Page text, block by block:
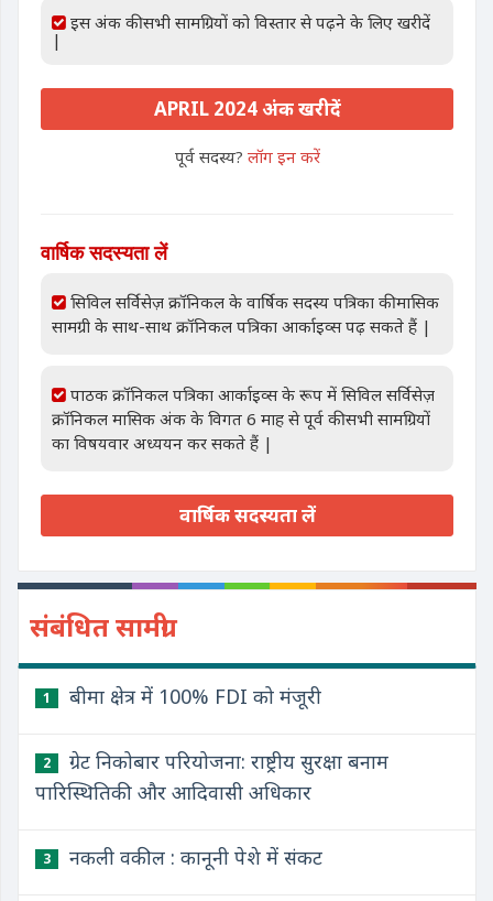
इस अंक की सभी सामग्रियों को विस्तार से पढ़ने के लिए खरीदें
|
APRIL 2024 अंक खरीदें
पूर्व सदस्य? लॉग इन करें
वार्षिक सदस्यता लें
सिविल सर्विसेज़ क्रॉनिकल के वार्षिक सदस्य पत्रिका की मासिक
सामग्री के साथ-साथ क्रॉनिकल पत्रिका आर्काइव्स पढ़ सकते हैं |
पाठक क्रॉनिकल पत्रिका आर्काइव्स के रूप में सिविल सर्विसेज़
क्रॉनिकल मासिक अंक के विगत 6 माह से पूर्व की सभी सामग्रियों
का विषयवार अध्ययन कर सकते हैं |
वार्षिक सदस्यता लें
संबंधित सामग्री
1 बीमा क्षेत्र में 100% FDI को मंजूरी
2
ग्रेट निकोबार परियोजना: राष्ट्रीय सुरक्षा बनाम
पारिस्थितिकी और आदिवासी अधिकार
3 नकली वकील : कानूनी पेशे में संकट